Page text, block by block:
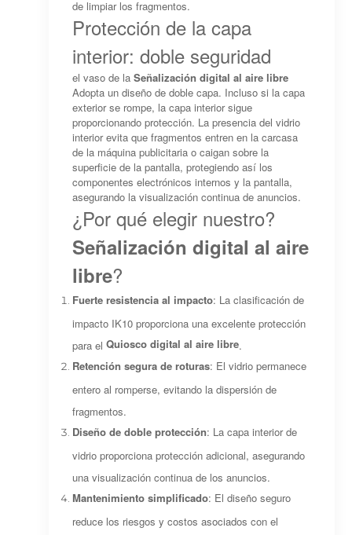
de limpiar los fragmentos.
Protección de la capa
interior: doble seguridad
el vaso de laSeñalización digital al aire libre
Adopta un diseño de doble capa. Incluso si la capa
exterior se rompe, la capa interior sigue
proporcionando protección. La presencia del vidrio
interior evita que fragmentos entren en la carcasa
de la máquina publicitaria o caigan sobre la
superficie de la pantalla, protegiendo así los
componentes electrónicos internos y la pantalla,
asegurando la visualización continua de anuncios.
¿Por qué elegir nuestro?
Señalización digital al aire
libre?
Fuerte resistencia al impacto: La clasificación de
impacto IK10 proporciona una excelente protección
para elQuiosco digital al aire libre
Retención segura de roturas: El vidrio permanece
entero al romperse, evitando la dispersión de
fragmentos.
Diseño de doble protección: La capa interior de
vidrio proporciona protección adicional, asegurando
una visualización continua de los anuncios.
Mantenimiento simplificado: El diseño seguro
reduce los riesgos y costos asociados con el